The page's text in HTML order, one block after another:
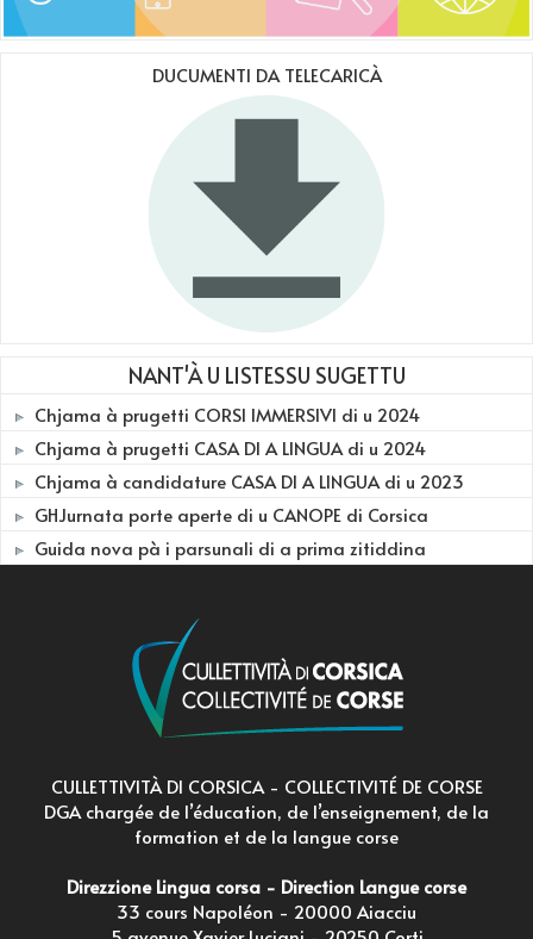
DUCUMENTI DA TELECARICÀ
NANT'À U LISTESSU SUGETTU
Chjama à prugetti CORSI IMMERSIVI di u 2024
Chjama à prugetti CASA DI A LINGUA di u 2024
Chjama à candidature CASA DI A LINGUA di u 2023
GHJurnata porte aperte di u CANOPE di Corsica
Guida nova pà i parsunali di a prima zitiddina
CULLETTIVITÀ DI CORSICA - COLLECTIVITÉ DE CORSE
DGA chargée de l’éducation, de l’enseignement, de la
formation et de la langue corse
Direzzione Lingua corsa - Direction Langue corse
33 cours Napoléon - 20000 Aiacciu